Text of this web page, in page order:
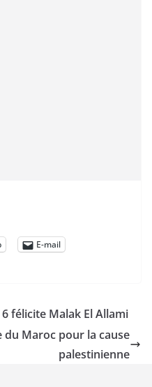
E-mail
félicite Malak El Allami
du Maroc pour la cause
palestinienne